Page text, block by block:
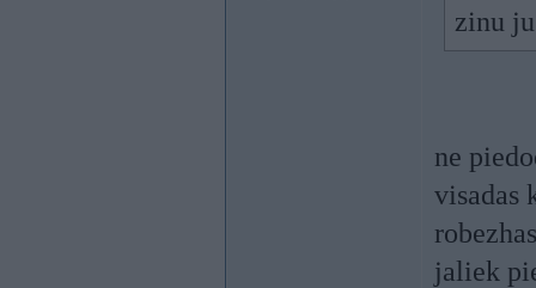
zinu
ne
visadas
jaliek